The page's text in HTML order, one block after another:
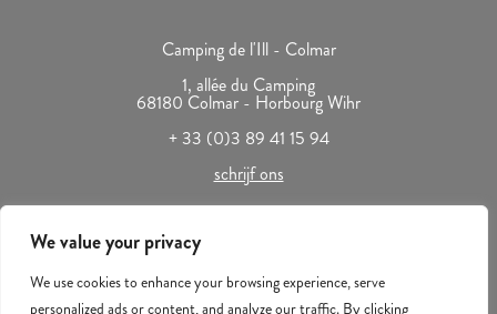
We value your privacy
We use cookies to enhance your browsing experience, serve
personalized ads or content, and analyze our traffic. By clicking
Camping de l'Ill - Colmar
1, allée du Camping
68180 Colmar - Horbourg Wihr
+ 33 (0)3 89 41 15 94
schrijf ons
Camping Ill-Colmar is een Citykamp die behoort tot de groep
Huttopia & Cie